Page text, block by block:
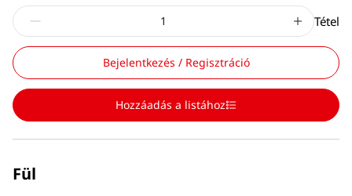
Tétel
Bejelentkezés / Regisztráció
Hozzáadás a listához
Fül